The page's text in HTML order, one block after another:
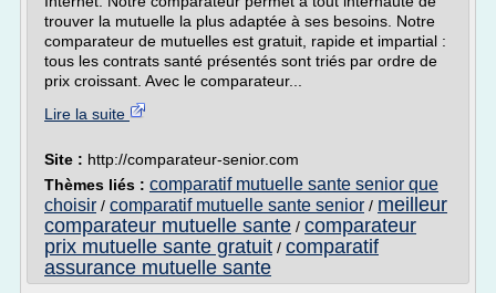
trouver la mutuelle la plus adaptée à ses besoins. Notre
comparateur de mutuelles est gratuit, rapide et impartial :
tous les contrats santé présentés sont triés par ordre de
prix croissant. Avec le comparateur...
Lire la suite
Site : http://comparateur-senior.com
Thèmes liés : comparatif mutuelle sante senior que
choisir / comparatif mutuelle sante senior / meilleur
comparateur mutuelle sante / comparateur
prix mutuelle sante gratuit / comparatif
assurance mutuelle sante